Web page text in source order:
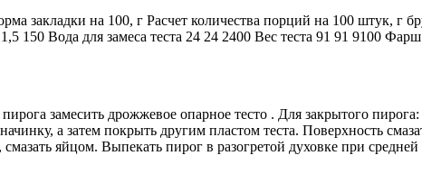
закладки на 100, г Расчет количества порций на 100 штук, г
150 Вода для замеса теста 24 24 2400 Вес теста 91 91 9100
замесить дрожжевое опарное тесто . Для закрытого
а затем покрыть другим пластом теста. Поверхность
яйцом. Выпекать пирог в разогретой духовке при